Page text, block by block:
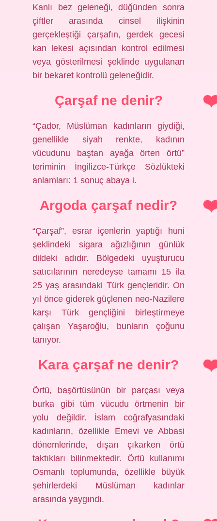
Kanlı bez geleneği, düğünden sonra
çiftler arasında cinsel ilişkinin
gerçekleştiği çarşafın, gerdek gecesi
kan lekesi açısından kontrol edilmesi
veya gösterilmesi şeklinde uygulanan
bir bekaret kontrolü geleneğidir.
Çarşaf ne denir?
“Çador, Müslüman kadınların giydiği,
genellikle siyah renkte, kadının
vücudunu baştan ayağa örten örtü”
teriminin İngilizce-Türkçe Sözlükteki
anlamları: 1 sonuç abaya i.
Argoda çarşaf nedir?
“Çarşaf”, esrar içenlerin yaptığı huni
şeklindeki sigara ağızlığının günlük
dildeki adıdır. Bölgedeki uyuşturucu
satıcılarının neredeyse tamamı 15 ila
25 yaş arasındaki Türk gençleridir. On
yıl önce giderek güçlenen neo-Nazilere
karşı Türk gençliğini birleştirmeye
çalışan Yaşaroğlu, bunların çoğunu
tanıyor.
Kara çarşaf ne denir?
Örtü, başörtüsünün bir parçası veya
burka gibi tüm vücudu örtmenin bir
yolu değildir. İslam coğrafyasındaki
kadınların, özellikle Emevi ve Abbasi
dönemlerinde, dışarı çıkarken örtü
taktıkları bilinmektedir. Örtü kullanımı
Osmanlı toplumunda, özellikle büyük
şehirlerdeki Müslüman kadınlar
arasında yaygındı.